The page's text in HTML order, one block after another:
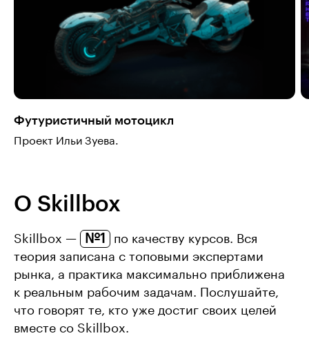
Футуристичный мотоцикл
Проект Ильи Зуева.
О Skillbox
Skillbox — №1
по качеству курсов. Вся
теория записана с топовыми экспертами
рынка, а практика максимально приближена
к реальным рабочим задачам. Послушайте,
что говорят те, кто уже достиг своих целей
вместе со Skillbox.